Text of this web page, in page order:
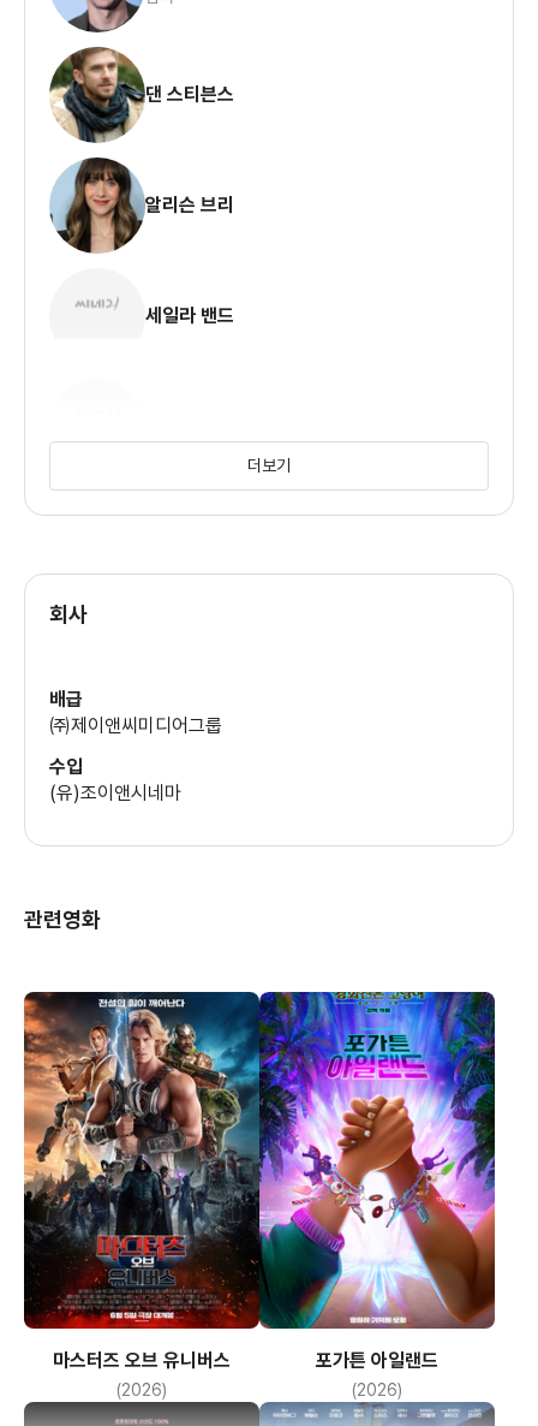
댄 스티븐스
알리슨 브리
세일라 밴드
더보기
회사
배급
㈜제이앤씨미디어그룹
수입
(유)조이앤시네마
관련영화
마스터즈 오브 유니버스
(2026)
포가튼 아일랜드
(2026)